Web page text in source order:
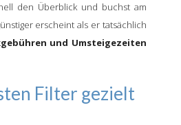
den Überblick und buchst am
erscheint als er tatsächlich
und Umsteigezeiten
Filter gezielt